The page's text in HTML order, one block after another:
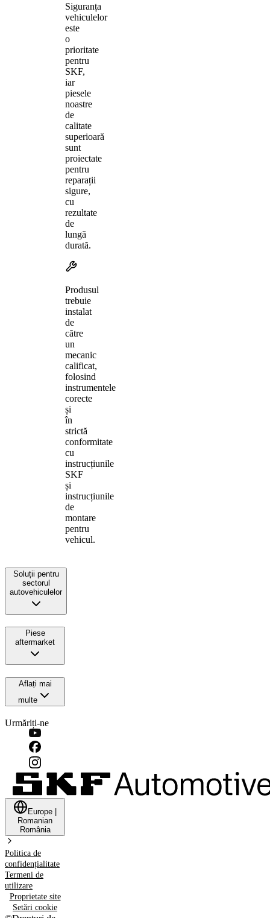
Siguranța
vehiculelor
este
o
prioritate
pentru
SKF,
iar
piesele
noastre
de
calitate
superioară
sunt
proiectate
pentru
reparații
sigure,
cu
rezultate
de
lungă
durată.
Produsul
trebuie
instalat
de
către
un
mecanic
calificat,
folosind
instrumentele
corecte
și
în
strictă
conformitate
cu
instrucțiunile
SKF
și
instrucțiunile
de
montare
pentru
vehicul.
Soluții pentru
sectorul
autovehiculelor
Piese
aftermarket
Aflați mai
multe
Urmăriți-ne
Europe
Romanian
România
Politica de
confidențialitate
Termeni de
utilizare
Proprietate site
Setări cookie